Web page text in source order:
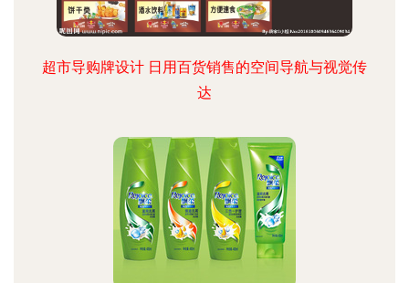
超市导购牌设计 日用百货销售的空间导航与视觉传
达